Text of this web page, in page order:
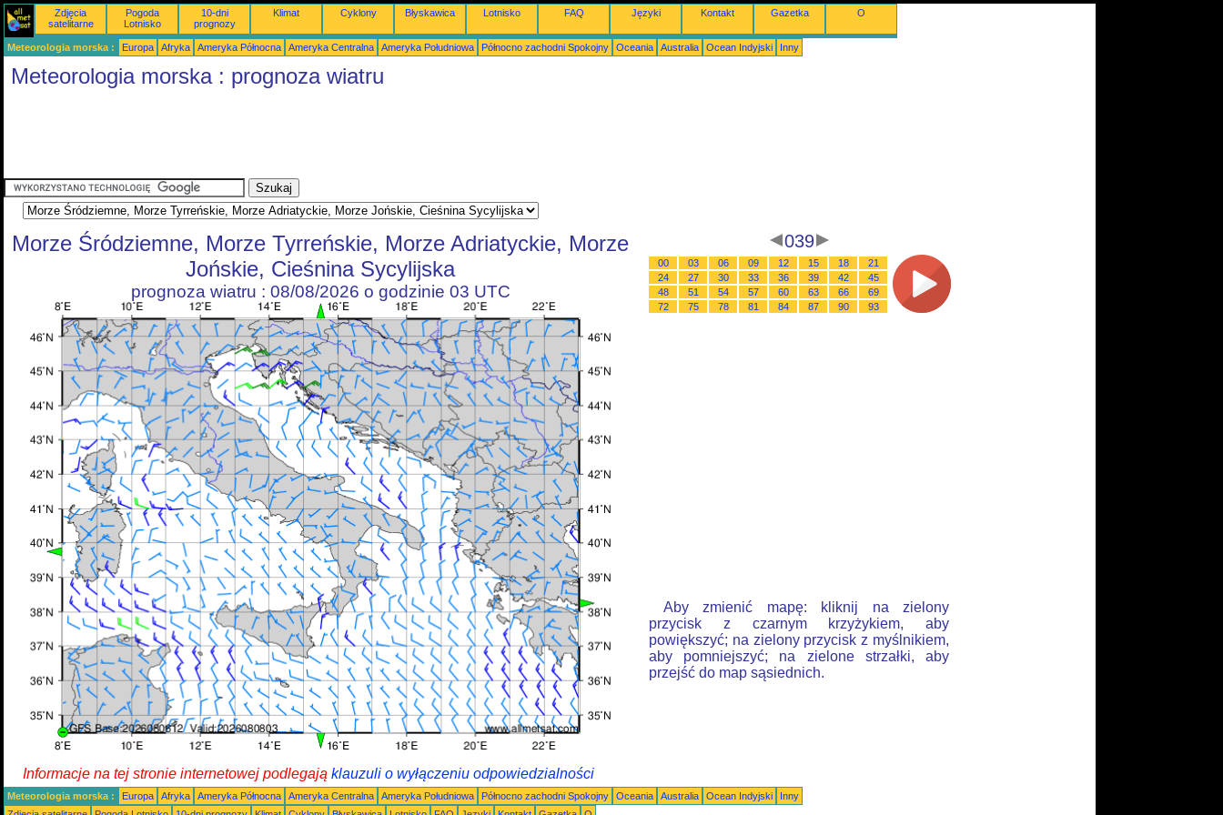
Zdjęcia
satelitarne
Pogoda
Lotnisko
10-dni
prognozy
Klimat Cyklony Błyskawica Lotnisko FAQ Języki Kontakt Gazetka O
Meteorologia morska : Europa Afryka Ameryka Północna Ameryka Centralna Ameryka Południowa Północno zachodni Spokojny Oceania Australia Ocean Indyjski Inny
Meteorologia morska : prognoza wiatru
Morze Śródziemne, Morze Tyrreńskie, Morze Adriatyckie, Morze
Jońskie, Cieśnina Sycylijska
prognoza wiatru : 08/08/2026 o godzinie 03 UTC
039
00 03 06 09 12 15 18
21
24
27 30 33 36 39 42
45
48
51 54 57 60 63 66
69
72
75 78 81 84 87 90 93
Aby zmienić mapę: kliknij na zielony
przycisk z czarnym krzyżykiem, aby
powiększyć; na zielony przycisk z myślnikiem,
aby pomniejszyć; na zielone strzałki, aby
przejść do map sąsiednich.
Informacje na tej stronie internetowej podlegają klauzuli o wyłączeniu odpowiedzialności
Meteorologia morska : Europa Afryka Ameryka Północna Ameryka Centralna Ameryka Południowa Północno zachodni Spokojny Oceania Australia Ocean Indyjski
Inny